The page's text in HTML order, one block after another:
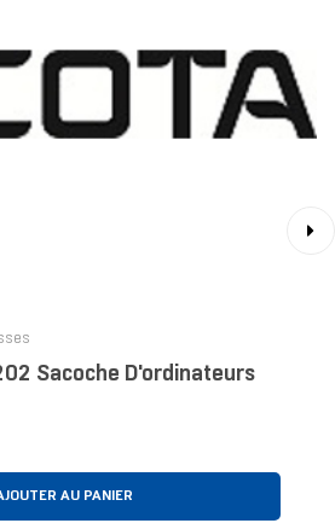
Sacoche D'ordinateurs
AU PANIER